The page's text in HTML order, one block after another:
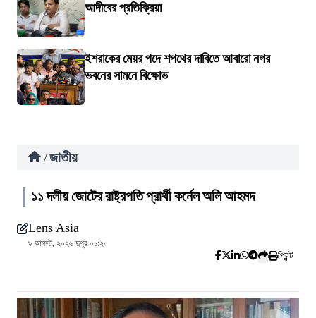
আদীবের প্রতিক্রিয়া
ইশরাকের মেয়র পদে শপথের দাবিতে আবারো নগর
ভবনের সামনে বিক্ষোভ
/ জাতীয়
১১ দলীয় জোটের রাষ্ট্রপতি প্রার্থী কর্নেল অলি আহমদ
Lens Asia
৯ আগস্ট, ২০২৬ দুপুর ০১:২০
প্রিন্ট